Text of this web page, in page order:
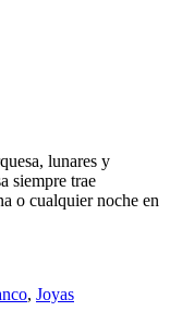
lunares y
siempre trae
o cualquier noche en
, Joyas